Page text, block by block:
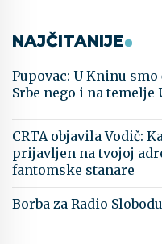
NAJČITANIJE
Pupovac: U Kninu
Srbe nego i na temelje
CRTA objavila Vodič:
prijavljen na tvojoj
fantomske stanare
Borba za Radio Slobodu